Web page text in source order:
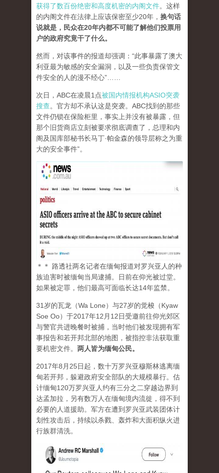
获得了数百份绝密和高度机密的内阁文件。这样
的内阁文件在法律上应该保密至少20年， 换句话
说就是，民众在20年内都不可能了解他们投票用
户的政府究竟干了什么。
然而，对该事件的报道却强调：“此事暴露了澳大
利亚最为敏感的安全漏洞，以及一些负责保管文
件安全的人的漫不经心”……
次日，ABC在凌晨1点被国内情报机构ASIO突袭
搜查。官方却不承认这是突袭。ABC找到的那些
文件仍锁在保险柜里，事实上并没有被暴露，但
那个旧货商店立刻被要求彻底调查了，总理和内
阁及国库部秘书长马丁·帕金森的领导层称之为重
大的安全事件”。
＊＊ 路透社两名记者在缅甸报道对罗兴亚人的种
族迫害时被缅甸当局逮捕。日前在仰光被过堂。
如果被定罪，他们最高可面临长达14年监禁。
31岁的瓦龙（Wa Lone）与27岁的觉梭（Kyaw
Soe Oo）于2017年12月12日受邀前往仰光郊区
与警官共进晚餐时被捕，当时他们被发现拥有军
事报告和若开邦北部的地图，被指控非法获取重
要机密文件。 两人皆为缅甸公民。
2017年8月25日起，数十万罗兴亚穆斯林逃离缅
甸若开邦，躲避政府安全部队的大规模暴行。估
计缅甸120万罗兴亚人约有三分之二穿越边界到
达孟加拉，另有数万人在缅甸境内流徙，得不到
必要的人道援助。军方在遭到罗兴亚武装团体计
划性攻击后，持续以杀戮、轰炸和大面积纵火进
行族群清洗。